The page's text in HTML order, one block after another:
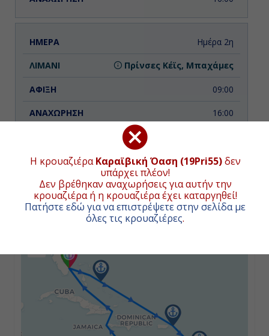
Η κρουαζιέραΚαραϊβική Όαση (19Pri55)δεν
υπάρχει πλέον!
Δεν βρέθηκαν αναχωρήσεις για αυτήν την
κρουαζιέρα ή η κρουαζιέρα έχει καταργηθεί!
Πατήστε εδώ για να επιστρέψετε στην σελίδα με
όλες τις κρουαζιέρες.
Ημέρα 2η
Πρίνσες Κέϊς, Μπαχάμες
09:00
16:00
Ημέρα 3η
Εν Πλω
-
Σαιντ Τόμας, Αμερικανικές
Παρθένοι Νήσοι
ΧΑΡΤΗΣ ΚΡΟΥΑΖΙΕΡΑΣ